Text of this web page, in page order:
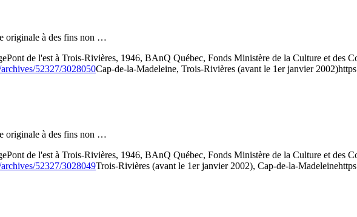
originale à des fins non …
Pont de l'est à Trois-Rivières, 1946, BAnQ Québec, Fonds Ministère de la Culture et des
52327/3028050Cap-de-la-Madeleine, Trois-Rivières (avant le 1er janvier 2002)
originale à des fins non …
Pont de l'est à Trois-Rivières, 1946, BAnQ Québec, Fonds Ministère de la Culture et des
52327/3028049Trois-Rivières (avant le 1er janvier 2002), Cap-de-la-Madeleine